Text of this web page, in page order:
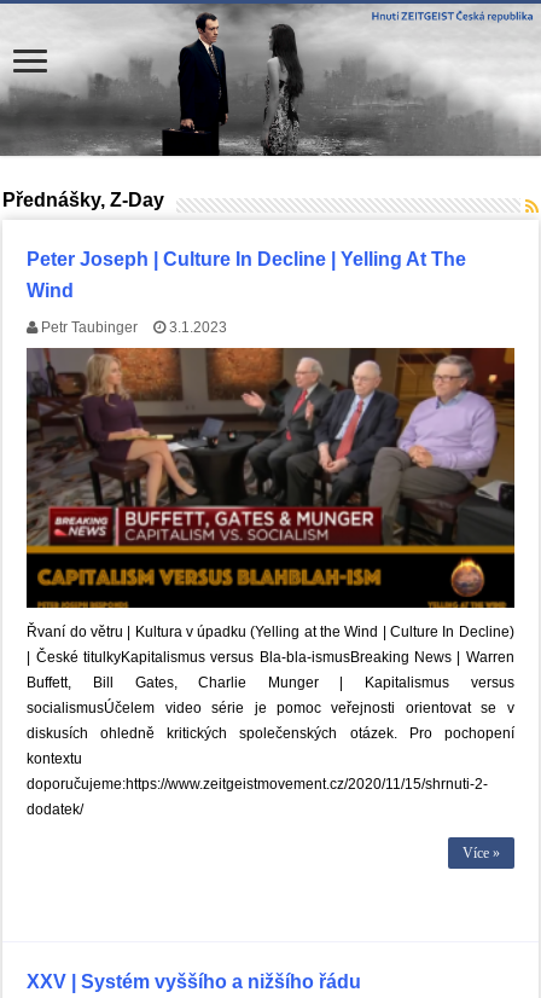
Přednášky, Z-Day
Peter Joseph | Culture In Decline | Yelling At The
Wind
Petr Taubinger 3.1.2023
Řvaní do větru | Kultura v úpadku (Yelling at the Wind | Culture In Decline)
| České titulkyKapitalismus versus Bla-bla-ismusBreaking News | Warren
Buffett, Bill Gates, Charlie Munger | Kapitalismus versus
socialismusÚčelem video série je pomoc veřejnosti orientovat se v
diskusích ohledně kritických společenských otázek. Pro pochopení
kontextu
doporučujeme:https://www.zeitgeistmovement.cz/2020/11/15/shrnuti-2-
dodatek/
Více »
XXV | Systém vyššího a nižšího řádu